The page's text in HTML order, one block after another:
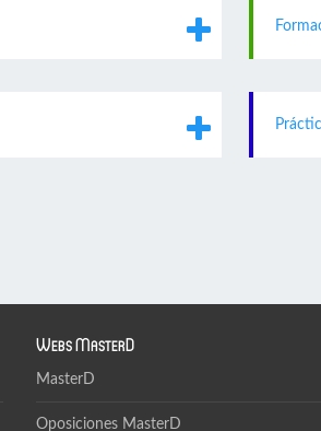
Webs MasterD
MasterD
Oposiciones MasterD